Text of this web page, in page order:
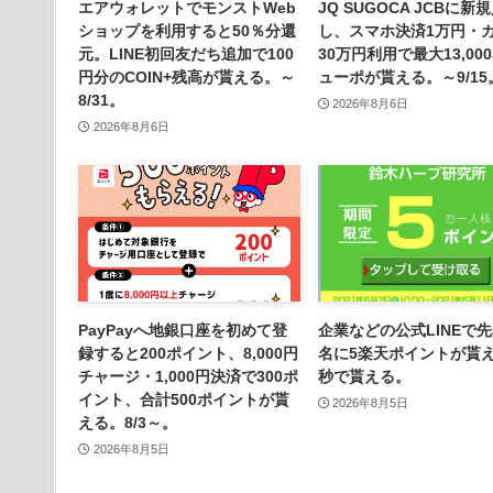
エアウォレットでモンストWeb
ショップを利用すると50％分還
元。LINE初回友だち追加で100
円分のCOIN+残高が貰える。～
8/31。
2026年8月6日
JQ SUGOCA JCBに新
し、スマホ決済1万円・
30万円利用で最大
ューポが貰える。～9/15
2026年8月6日
PayPayへ地銀口座を初めて登
録すると200ポイント、8,000円
チャージ・1,000円決済で300ポ
イント、合計500ポイントが貰
える。8/3～。
2026年8月5日
企業などの公式LINEで
名に5楽天ポイントが貰
秒で貰える。
2026年8月5日